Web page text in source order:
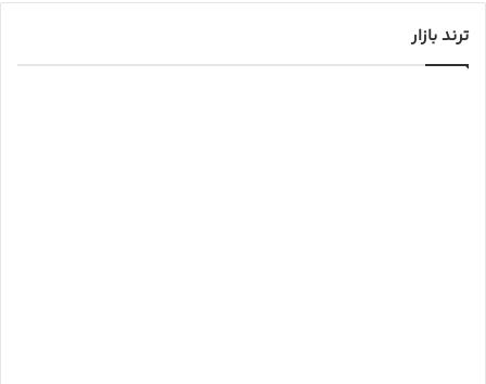
ترند بازار